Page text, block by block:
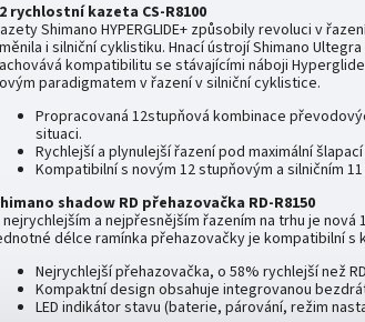
rychlostní kazeta CS-R8100
Shimano HYPERGLIDE+ způsobily revoluci v
i silniční cyklistiku. Hnací ústrojí Shimano
kompatibilitu se stávajícími náboji
paradigmatem v řazení v silniční cyklistice.
Propracovaná 12stupňová kombinace
situaci.
Rychlejší a plynulejší řazení pod maximální
Kompatibilní s novým 12 stupňovým a silničním
shadow RD přehazovačka RD-R8150
nejrychlejším a nejpřesnějším řazením na trhu je
délce ramínka přehazovačky je kompatibilní s
Nejrychlejší přehazovačka, o 58% rychlejší než
Kompaktní design obsahuje integrovanou
LED indikátor stavu (baterie, párování, režim